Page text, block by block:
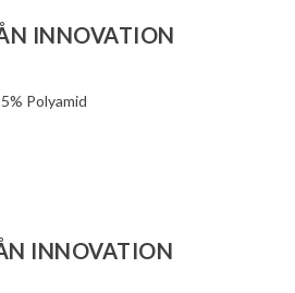
INNOVATION
Polyamid
INNOVATION